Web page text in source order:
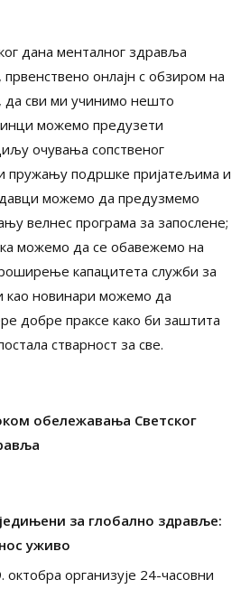
дана менталног здравља
онлајн с обзиром на
да сви ми учинимо нешто
можемо предузети
очувања сопственог
пружању подршке пријатељима и
можемо да предузмемо
велнес програма за запослене;
можемо да се обавежемо на
капацитета служби за
као новинари можемо да
добре праксе како би заштита
стварност за све.
обележавања Светског
за глобално здравље:
уживо
октобра организује 24-часовни